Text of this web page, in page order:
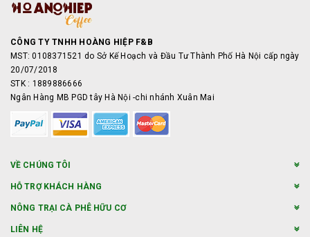
CÔNG TY TNHH HOÀNG HIỆP F&B
MST: 0108371521 do Sở Kế Hoạch và Đầu Tư Thành Phố Hà Nội cấp ngày
20/07/2018
STK : 1889886666
Ngân Hàng MB PGD tây Hà Nội -chi nhánh Xuân Mai
VỀ CHÚNG TÔI
HỖ TRỢ KHÁCH HÀNG
NÔNG TRẠI CÀ PHÊ HỮU CƠ
LIÊN HỆ